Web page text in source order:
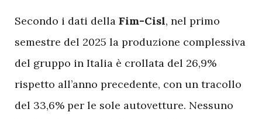
Secondo i dati della Fim-Cisl, nel primo
semestre del 2025 la produzione complessiva
del gruppo in Italia è crollata del 26,9%
rispetto all’anno precedente, con un tracollo
del 33,6% per le sole autovetture. Nessuno